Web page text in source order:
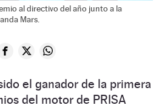
al directivo del año junto a la
Mars.
el ganador de la primera
del motor de PRISA